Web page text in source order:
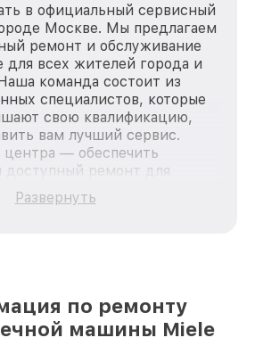
в официальный сервисный
Москве. Мы предлагаем
ремонт и обслуживание
для всех жителей города и
команда состоит из
специалистов, которые
свою квалификацию,
вам лучший сервис.
— обеспечить
доступный ремонт для
продукции Miele, вне
сложности поломки. Мы
клиентов.
Развернуть
по ремонту
машины Miele